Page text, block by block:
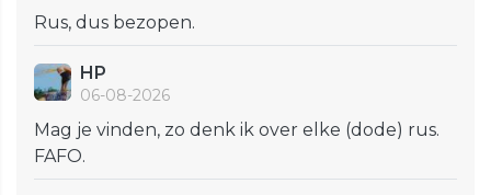
Rus, dus bezopen.
HP
06-08-2026
Mag je vinden, zo denk ik over elke (dode) rus.
FAFO.